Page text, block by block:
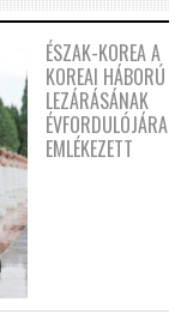
ÉSZAK-KOREA A
KOREAI HÁBORÚ
LEZÁRÁSÁNAK
ÉVFORDULÓJÁRA
EMLÉKEZETT